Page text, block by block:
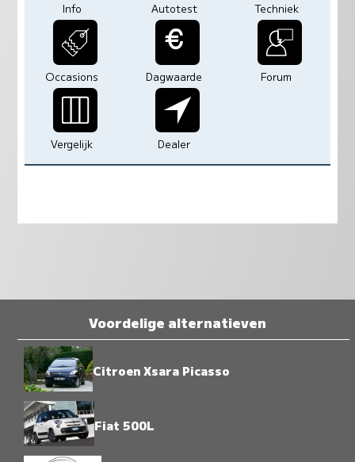
Info Autotest Techniek
Occasions Dagwaarde Forum
Vergelijk Dealer
Voordelige alternatieven
Citroen Xsara Picasso
Fiat 500L